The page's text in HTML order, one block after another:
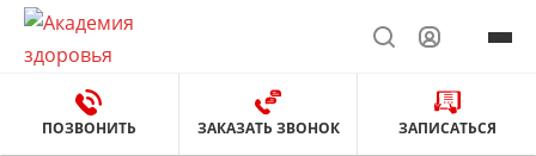
ПОЗВОНИТЬ ЗАКАЗАТЬ ЗВОНОК ЗАПИСАТЬСЯ